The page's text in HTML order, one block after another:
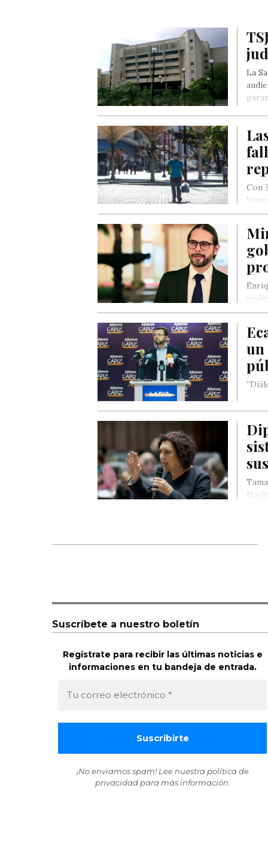
La
Con
por…
un
Suscríbete a nuestro boletín
Regístrate para recibir las últimas noticias e
informaciones en tu bandeja de entrada.
¡No enviamos spam! Lee nuestra política de
privacidadpara más información.